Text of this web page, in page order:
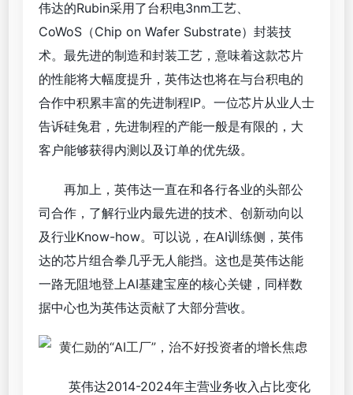
伟达的Rubin采用了台积电3nm工艺、
CoWoS（Chip on Wafer Substrate）封装技
术。最先进的制造和封装工艺，意味着这款芯片
的性能将大幅度提升，英伟达也将在与台积电的
合作中积累丰富的先进制程IP。一位芯片从业人士
告诉硅兔君，先进制程的产能一般是有限的，大
客户能够获得内测以及订单的优先级。
再加上，英伟达一直在和各行各业的头部公
司合作，了解行业内最先进的技术、创新动向以
及行业Know-how。可以说，在AI训练侧，英伟
达的芯片组合拳几乎无人能挡。这也是英伟达能
一路无阻地登上AI基建宝座的核心关键，同样数
据中心也为英伟达贡献了大部分营收。
英伟达2014-2024年主营业务收入占比变化